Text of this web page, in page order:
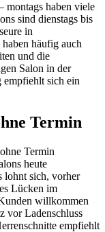
haben viele
sind dienstags bis
in
häufig auch
und die
Salon in der
empfiehlt sich ein
Termin
Termin
heute
lohnt sich, vorher
Lücken im
willkommen
vor Ladenschluss
empfiehlt